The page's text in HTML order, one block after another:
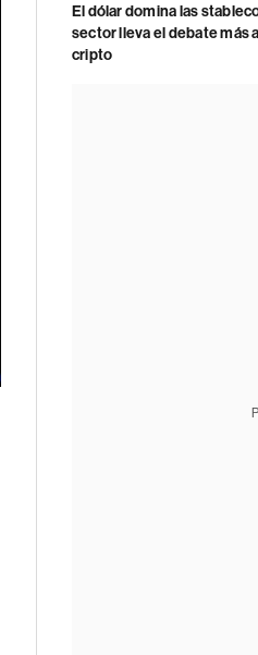
El dólar domina las
sector lleva el debate más
cripto